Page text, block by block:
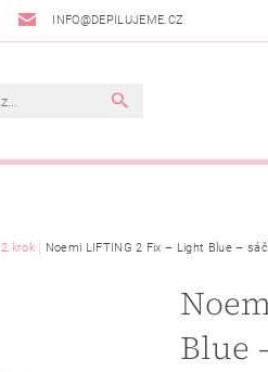
INFO@DEPILUJEME.CZ
2.krok Noemi LIFTING 2 Fix – Light Blue –
Blue